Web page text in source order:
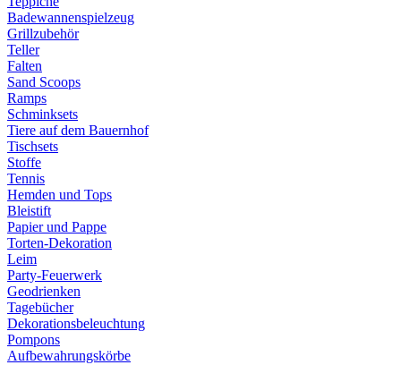
Badewannenspielzeug
Grillzubehör
Teller
Falten
Sand Scoops
Ramps
Schminksets
Tiere auf dem Bauernhof
Tischsets
Stoffe
Tennis
Hemden und Tops
Bleistift
Papier und Pappe
Torten-Dekoration
Leim
Party-Feuerwerk
Geodrienken
Tagebücher
Dekorationsbeleuchtung
Pompons
Aufbewahrungskörbe